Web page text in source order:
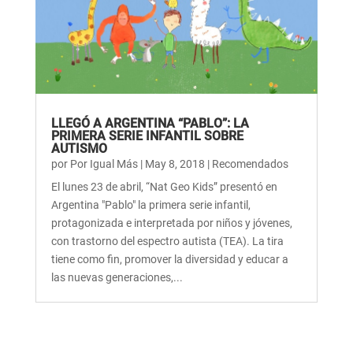
LLEGÓ A ARGENTINA “PABLO”: LA
PRIMERA SERIE INFANTIL SOBRE
AUTISMO
por Por Igual Más| May 8, 2018 | Recomendados
El lunes 23 de abril, “Nat Geo Kids” presentó en
Argentina "Pablo" la primera serie infantil,
protagonizada e interpretada por niños y jóvenes,
con trastorno del espectro autista (TEA). La tira
tiene como fin, promover la diversidad y educar a
las nuevas generaciones,...